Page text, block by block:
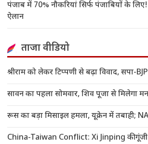
पंजाब में 70% नौकरियां सिर्फ पंजाबियों के
ऐलान
ताजा वीडियो
श्रीराम को लेकर टिप्पणी से बढ़ा विवाद, सपा-
सावन का पहला सोमवार, शिव पूजा से मिलेगा
रूस का बड़ा मिसाइल हमला, यूक्रेन में तबाही;
China-Taiwan Conflict: Xi Jinping की गूंजी